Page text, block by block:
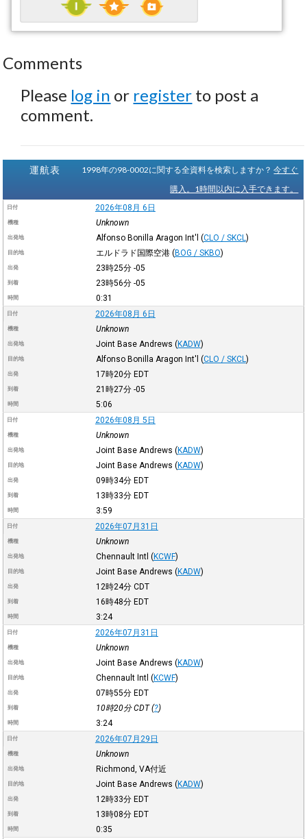
Comments
Please log in or register to post a
comment.
運航表 1998年の98-0002に関する全資料を検索しますか？今すぐ
購入。1時間以内に入手できます。
日付 2026年08月 6日
機種 Unknown
出発地 Alfonso Bonilla Aragon Int'l (CLO / SKCL )
目的地 エルドラド国際空港 (BOG / SKBO)
出発 23時25分 -05
到着 23時56分 -05
時間 0:31
日付 2026年08月 6日
機種 Unknown
出発地 Joint Base Andrews (KADW)
目的地 Alfonso Bonilla Aragon Int'l (CLO / SKCL )
出発 17時20分 EDT
到着 21時27分 -05
時間 5:06
日付 2026年08月 5日
機種 Unknown
出発地 Joint Base Andrews (KADW)
目的地 Joint Base Andrews (KADW)
出発 09時34分 EDT
到着 13時33分 EDT
時間 3:59
日付 2026年07月31日
機種 Unknown
出発地 Chennault Intl (KCWF)
目的地 Joint Base Andrews (KADW)
出発 12時24分 CDT
到着 16時48分 EDT
時間 3:24
日付 2026年07月31日
機種 Unknown
出発地 Joint Base Andrews (KADW)
目的地 Chennault Intl (KCWF)
出発 07時55分 EDT
到着 10時20分CDT(?)
時間 3:24
日付 2026年07月29日
機種 Unknown
出発地 Richmond, VA付近
目的地 Joint Base Andrews (KADW)
出発 12時33分 EDT
到着 13時08分 EDT
時間 0:35